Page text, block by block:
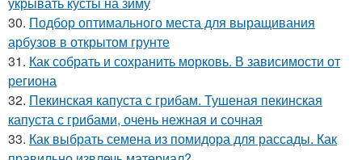
30. Подбор оптимального места для выращивания
арбузов в открытом грунте
31. Как собрать и сохранить морковь. В зависимости от
региона
32. Пекинская капуста с грибам. Тушеная пекинская
капуста с грибами, очень нежная и сочная
33. Как выбрать семена из помидора для рассады. Как